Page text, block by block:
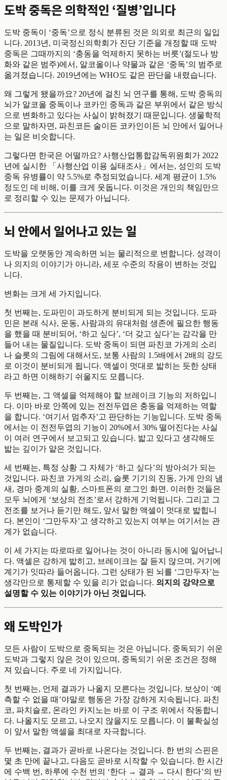
도박 중독은 의학적인 ‘질병’입니다
도박 중독이 ‘중독’으로 정식 분류된 것은 의외로 최근의 일입
니다. 2013년, 미국정신의학회가 진단 기준을 개정할 때 도박
중독은 그때까지의 ‘충동을 억제하지 못하는 버릇’(절도나 방
화와 같은 범주)에서, 알코올이나 약물과 같은 ‘중독’의 범주로
옮겨졌습니다. 2019년에는 WHO도 같은 판단을 내렸습니다.
왜 그렇게 됐을까요? 20년에 걸친 뇌 연구를 통해, 도박 중독의
뇌가 알코올 중독이나 코카인 중독과 같은 부위에서 같은 방식
으로 변화하고 있다는 사실이 밝혀졌기 때문입니다. 생물학적
으로 말하자면, 파친코든 술이든 코카인이든 뇌 안에서 일어나
는 일은 비슷합니다.
그렇다면 한국은 어떨까요? 사행산업통합감독위원회가 2022
년에 실시한 「사행산업 이용 실태조사」에서는, 성인의 도박
중독 유병률이 약 5.5%로 추정되었습니다. 세계 평균이 1.5%
정도인 데 비해, 이를 크게 웃돕니다. 이것은 개인의 책임만으
로 정리할 수 있는 문제가 아닙니다.
뇌 안에서 일어나고 있는 일
도박을 오랫동안 계속하면 뇌는 물리적으로 변합니다. 성격이
나 의지의 이야기가 아니라, 세포 수준의 작용이 변하는 것입
니다.
변화는 크게 세 가지입니다.
첫 번째는, 도파민이 과도하게 분비되게 되는 것입니다. 도파
민은 본래 식사, 운동, 사람과의 유대처럼 생존에 필요한 행동
을 했을 때 분비되어, ‘하고 싶다’, ‘더 갖고 싶다’는 감각을 만
들어 내는 물질입니다. 도박 중독이 되면 파친코 가게의 소리
나 슬롯의 그림에 대해서도, 보통 사람의 1.5배에서 2배의 강도
로 이것이 분비되게 됩니다. 액셀이 멋대로 밟히는 듯한 상태
라고 하면 이해하기 쉬울지도 모릅니다.
두 번째는, 그 액셀을 억제해야 할 브레이크 기능의 저하입니
다. 이마 바로 안쪽에 있는 전전두엽은 충동을 억제하는 역할
을 합니다. ‘여기서 멈추자’고 판단하는 기능입니다. 도박 중독
에서는 이 전전두엽의 기능이 20%에서 30% 떨어진다는 사실
이 여러 연구에서 보고되고 있습니다. 밟고 있다고 생각해도
밟는 깊이가 얕은 것입니다.
세 번째는, 특정 상황 그 자체가 ‘하고 싶다’의 방아쇠가 되는
것입니다. 파친코 가게의 소리, 슬롯 기기의 진동, 가게 안의 냄
새, 경마 중계의 실황, 스마트폰의 로그인 화면. 이러한 것들은
모두 뇌에게 ‘보상의 전조’로서 강하게 기억됩니다. 그리고 그
전조를 보거나 듣기만 해도, 앞서 말한 액셀이 멋대로 밟힙니
다. 본인이 ‘그만두자’고 생각하고 있는지 여부는 여기서는 관
계가 없습니다.
이 세 가지는 따로따로 일어나는 것이 아니라 동시에 일어납니
다. 액셀은 강하게 밟히고, 브레이크는 잘 듣지 않으며, 거기에
계기가 잇따라 들어옵니다. 그런 상태가 된 뇌를 ‘그만두자’는
생각만으로 통제할 수 있을 리가 없습니다. 의지의 강약으로
설명할 수 있는 이야기가 아닌 것입니다.
왜 도박인가
모든 사람이 도박으로 중독되는 것은 아닙니다. 중독되기 쉬운
도박과 그렇지 않은 것이 있으며, 중독되기 쉬운 조건은 정해
져 있습니다. 주로 네 가지입니다.
첫 번째는, 언제 결과가 나올지 모른다는 것입니다. 보상이 ‘예
측할 수 없을 때’야말로 행동은 가장 강하게 지속됩니다. 파친
코, 파치슬로, 온라인 카지노는 바로 이 구조 위에서 작동합니
다. 나올지도 모르고, 나오지 않을지도 모릅니다. 이 불확실성
이 앞서 말한 액셀을 최대로 자극합니다.
두 번째는, 결과가 곧바로 나온다는 것입니다. 한 번의 스핀은
몇 초 만에 끝나고, 다음도 곧바로 시작할 수 있습니다. 한 시간
에 수백 번, 하루에 수천 번의 ‘한다 → 결과 → 다시 한다’의 반